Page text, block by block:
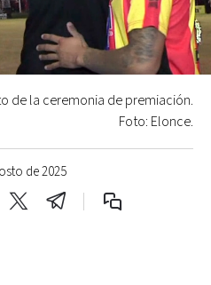
de 2025
de la ceremonia de premiación.
Foto: Elonce.